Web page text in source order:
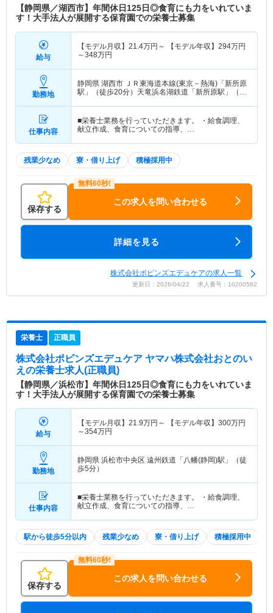
【静岡県／湖西市】年間休日125日◎食育にも力をいれていま
す！大手法人が展開する保育園での栄養士募集
給与
【モデル月収】 21.4万円～ 【モデル年収】 294万円
～348万円
勤務地
静岡県 湖西市 ＪＲ東海道本線(東京－熱海)「新所原
駅」（徒歩20分）天竜浜名湖鉄道「新所原駅」（徒
仕事内容
■栄養士業務を行っていただきます。 ・給食調理、
献立作成、食育についての指導、…
残業少なめ 寮・借り上げ 積極採用中
保存する
この求人を問い合わせる
詳細を見る
株式会社ポピンズエデュケアの求人一覧
更新日：2026/04/22 求人番号：10200582
栄養士 正職員
株式会社ポピンズエデュケア ヤマハ株式会社おとのい
え の栄養士求人(正職員)
【静岡県／浜松市】年間休日125日◎食育にも力をいれていま
す！大手法人が展開する保育園での栄養士募集
給与
【モデル月収】 21.9万円～ 【モデル年収】 300万円
～354万円
勤務地
静岡県 浜松市中央区 遠州鉄道「八幡(静岡)駅」（徒
歩5分）
仕事内容
■栄養士業務を行っていただきます。 ・給食調理、
献立作成、食育についての指導、…
駅から徒歩5分以内 残業少なめ 寮・借り上げ 積極採用中
保存する
この求人を問い合わせる